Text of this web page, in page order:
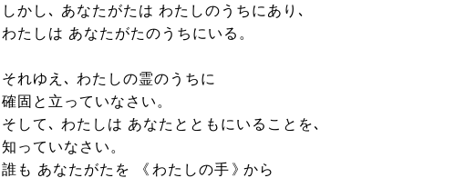
しかし､ あなたがたは わたしのうちにあり､
わたしは あなたがたのうちにいる。
それゆえ､ わたしの霊のうちに
確固と立っていなさい。
そして､ わたしは あなたとともにいることを､
知っていなさい。
誰も あなたがたを 《 わたしの手 》から